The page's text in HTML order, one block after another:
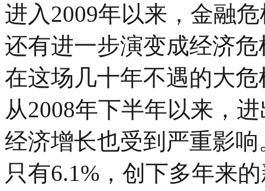
进入2009年以来，金融
还有进一步演变成经济
在这场几十年不遇的大
从2008年下半年以来，
经济增长也受到严重影
只有6.1%，创下多年来